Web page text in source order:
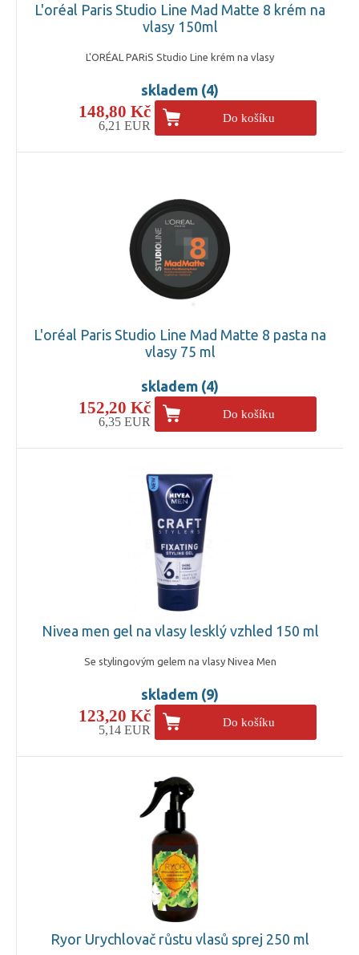
L'oréal Paris Studio Line Mad Matte 8 krém na
vlasy 150ml
L'ORÉAL PARiS Studio Line krém na vlasy
skladem (4)
148,80 Kč
6,21 EUR
Do košíku
L'oréal Paris Studio Line Mad Matte 8 pasta na
vlasy 75 ml
skladem (4)
152,20 Kč
6,35 EUR
Do košíku
Nivea men gel na vlasy lesklý vzhled 150 ml
Se stylingovým gelem na vlasy Nivea Men
skladem (9)
123,20 Kč
5,14 EUR
Do košíku
Ryor Urychlovač růstu vlasů sprej 250 ml